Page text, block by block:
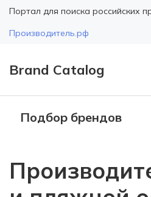
Портал для поиска российских
Производитель.рф
Brand Catalog
Подбор брендов